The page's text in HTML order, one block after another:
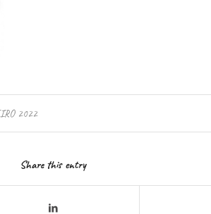
2022
Share this entry